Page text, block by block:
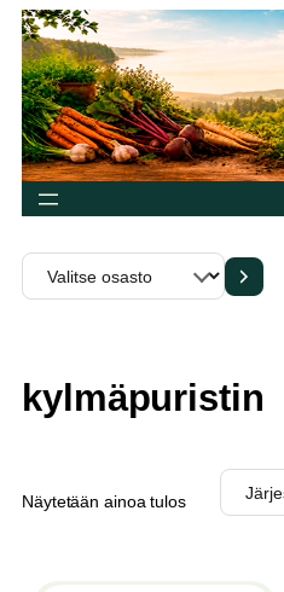
Siirry
sisältöön
Valitse
osasto
kylmäpuristin
Näytetään ainoa tulos